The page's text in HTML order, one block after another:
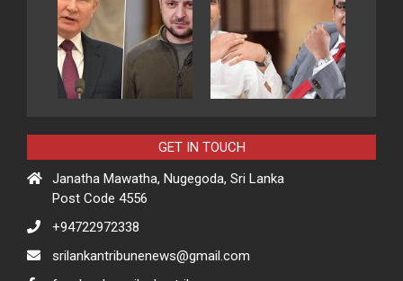
GET IN TOUCH
Janatha Mawatha, Nugegoda, Sri Lanka
Post Code 4556
+94722972338
srilankantribunenews@gmail.com